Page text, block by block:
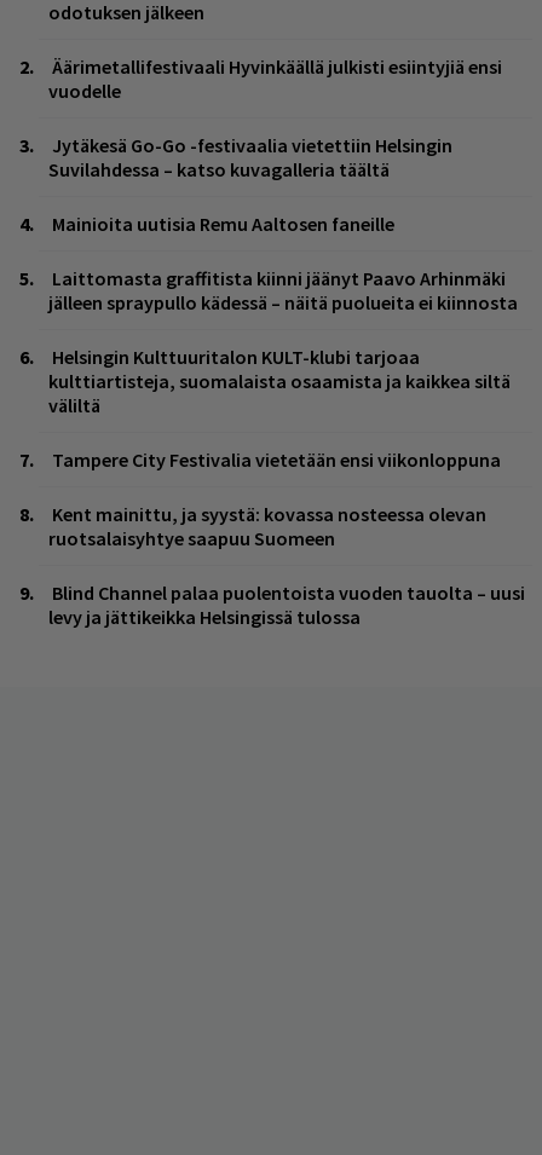
odotuksen jälkeen
Äärimetallifestivaali Hyvinkäällä julkisti esiintyjiä ensi
vuodelle
Jytäkesä Go-Go -festivaalia vietettiin Helsingin
Suvilahdessa – katso kuvagalleria täältä
Mainioita uutisia Remu Aaltosen faneille
Laittomasta graffitista kiinni jäänyt Paavo Arhinmäki
jälleen spraypullo kädessä – näitä puolueita ei kiinnosta
Helsingin Kulttuuritalon KULT-klubi tarjoaa
kulttiartisteja, suomalaista osaamista ja kaikkea siltä
väliltä
Tampere City Festivalia vietetään ensi viikonloppuna
Kent mainittu, ja syystä: kovassa nosteessa olevan
ruotsalaisyhtye saapuu Suomeen
Blind Channel palaa puolentoista vuoden tauolta – uusi
levy ja jättikeikka Helsingissä tulossa